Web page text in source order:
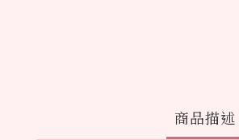
商品描述